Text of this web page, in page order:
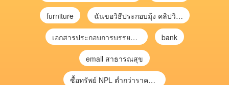
furniture ฉันขอวิธีประกอบมุ้ง คลิปวิดีโอ การประกอบมุ้ง
เอกสารประกอบการบรรยาย การประเมินความเสี่ยงเพื่อวางแผนการตรวจสอบ \ bank
email สาธารณสุข
ซื้อทรัพย์ NPL ต่ำกว่าราคาตลาด 30-70% แบบไม่ต้องไปประมูล”